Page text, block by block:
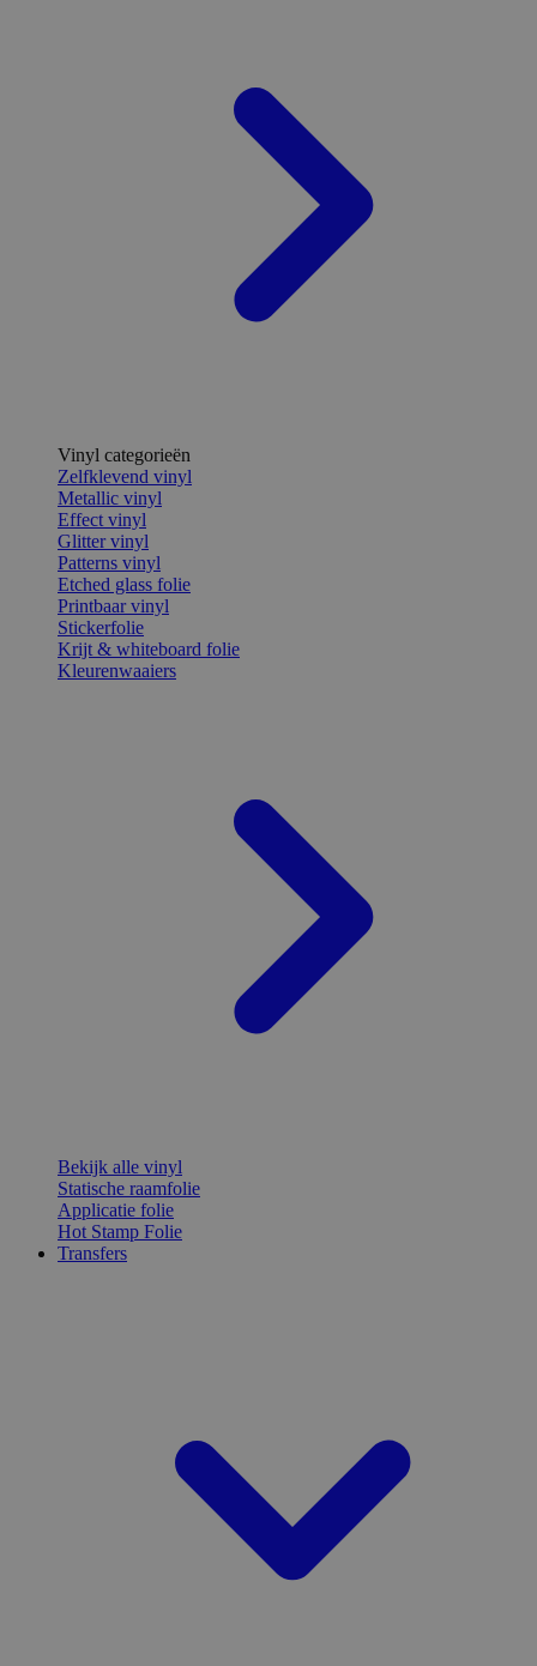
Vinyl categorieën
Zelfklevend vinyl
Metallic vinyl
Effect vinyl
Glitter vinyl
Patterns vinyl
Etched glass folie
Printbaar vinyl
Stickerfolie
Krijt & whiteboard folie
Kleurenwaaiers
Bekijk alle vinyl
Statische raamfolie
Applicatie folie
Hot Stamp Folie
Transfers